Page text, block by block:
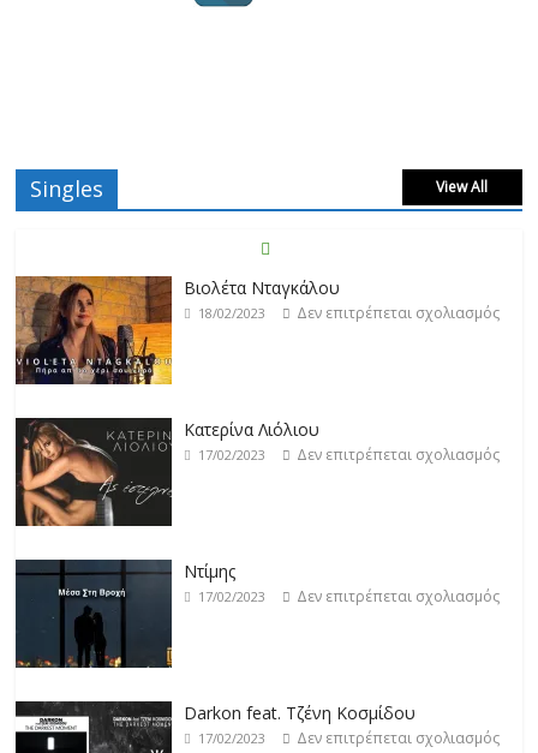
Singles View All
Βιολέτα Νταγκάλου
18/02/2023 Δεν επιτρέπεται σχολιασμός
Κατερίνα Λιόλιου
17/02/2023 Δεν επιτρέπεται σχολιασμός
Ντίμης
17/02/2023 Δεν επιτρέπεται σχολιασμός
Darkon feat. Τζένη Κοσμίδου
17/02/2023 Δεν επιτρέπεται σχολιασμός